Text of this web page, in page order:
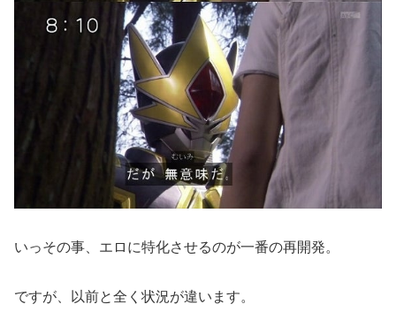
いっその事、エロに特化させるのが一番の再開発。
ですが、以前と全く状況が違います。